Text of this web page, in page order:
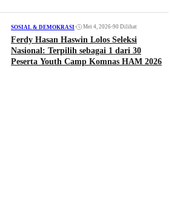
SOSIAL & DEMOKRASI • Mei 4, 2026•90 Dilihat
Ferdy Hasan Haswin Lolos Seleksi
Nasional: Terpilih sebagai 1 dari 30
Peserta Youth Camp Komnas HAM 2026